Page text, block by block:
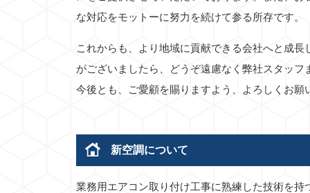
な対応をモットーに努力を続けて参る所存です。
これからも、より地域に貢献できる会社へと成
がございましたら、どうぞ遠慮なく弊社スタッ
今後とも、ご愛顧を賜りますよう、よろしくお願
新空調について
業務用エアコン取り付け工事に熟練した技術を